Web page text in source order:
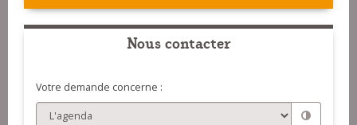
Nous contacter
Votre demande concerne :